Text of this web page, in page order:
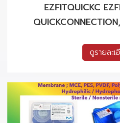
EZFITQUICKC
ดูรายละเ